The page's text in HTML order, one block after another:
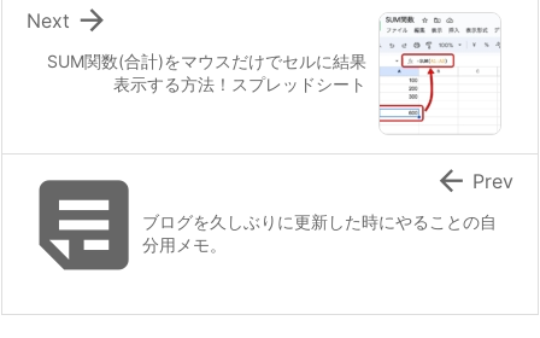
SUM関数(合計)をマウスだけでセルに結果
表示する方法！スプレッドシート

Next
ブログを久しぶりに更新した時にやることの自
分用メモ。
 Prev